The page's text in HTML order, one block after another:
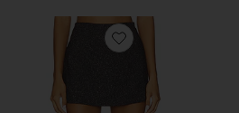
Favorite SAMIA スカート